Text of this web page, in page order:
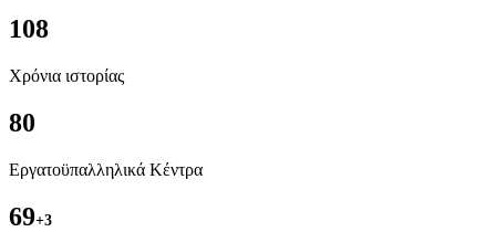
108
Χρόνια ιστορίας
80
Εργατοϋπαλληλικά Κέντρα
69+3